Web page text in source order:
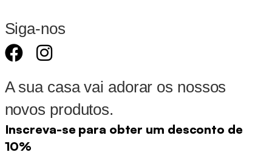
Siga-nos
A sua casa vai adorar os nossos
novos produtos.
Inscreva-se para obter um desconto de
10%